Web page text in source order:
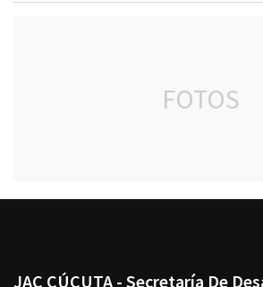
FOTOS
JAC CÚCUTA - Secretaría De